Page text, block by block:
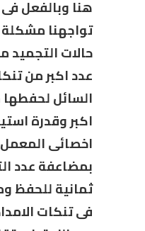
تواجهنا
حالات
عدد اكبر من
السائل
اكبر وقدرة
اخصائى المعمل
بمضاعفة عدد
ثمانية للحفظ
فى تنكات